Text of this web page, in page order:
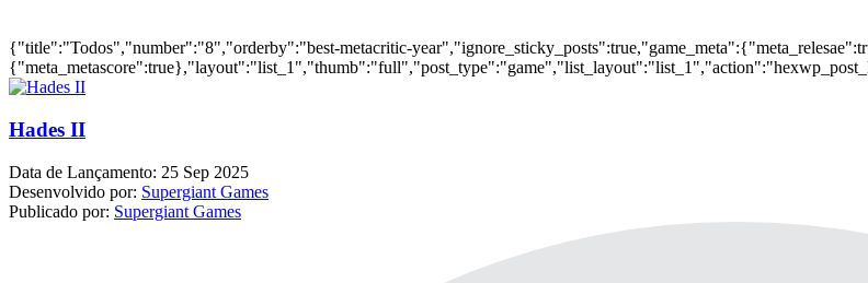
{"title":"Todos","number":"8","orderby":"best-metacritic-
Hades II
Data de Lançamento: 25 Sep 2025
Desenvolvido por: Supergiant Games
Publicado por: Supergiant Games